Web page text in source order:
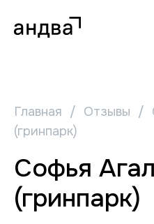
Главная / Отзывы /
(гринпарк)
Софья
(гринпарк)